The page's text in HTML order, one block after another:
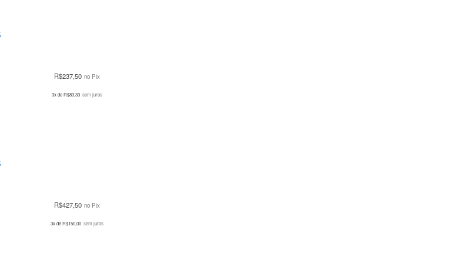
R$237,50 no Pix
3x deR$83,33 sem juros
R$427,50 no Pix
3x deR$150,00 sem juros